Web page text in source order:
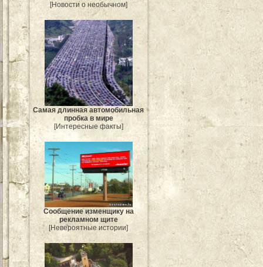
[Новости о необычном]
Самая длинная автомобильная
пробка в мире
[Интересные факты]
Сообщение изменщику на
рекламном щите
[Невероятные истории]